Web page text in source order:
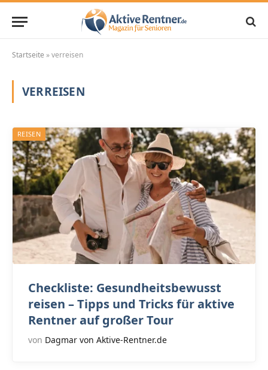
Startseite »verreisen
VERREISEN
REISEN
Checkliste: Gesundheitsbewusst
reisen – Tipps und Tricks für aktive
Rentner auf großer Tour
von Dagmar von Aktive-Rentner.de